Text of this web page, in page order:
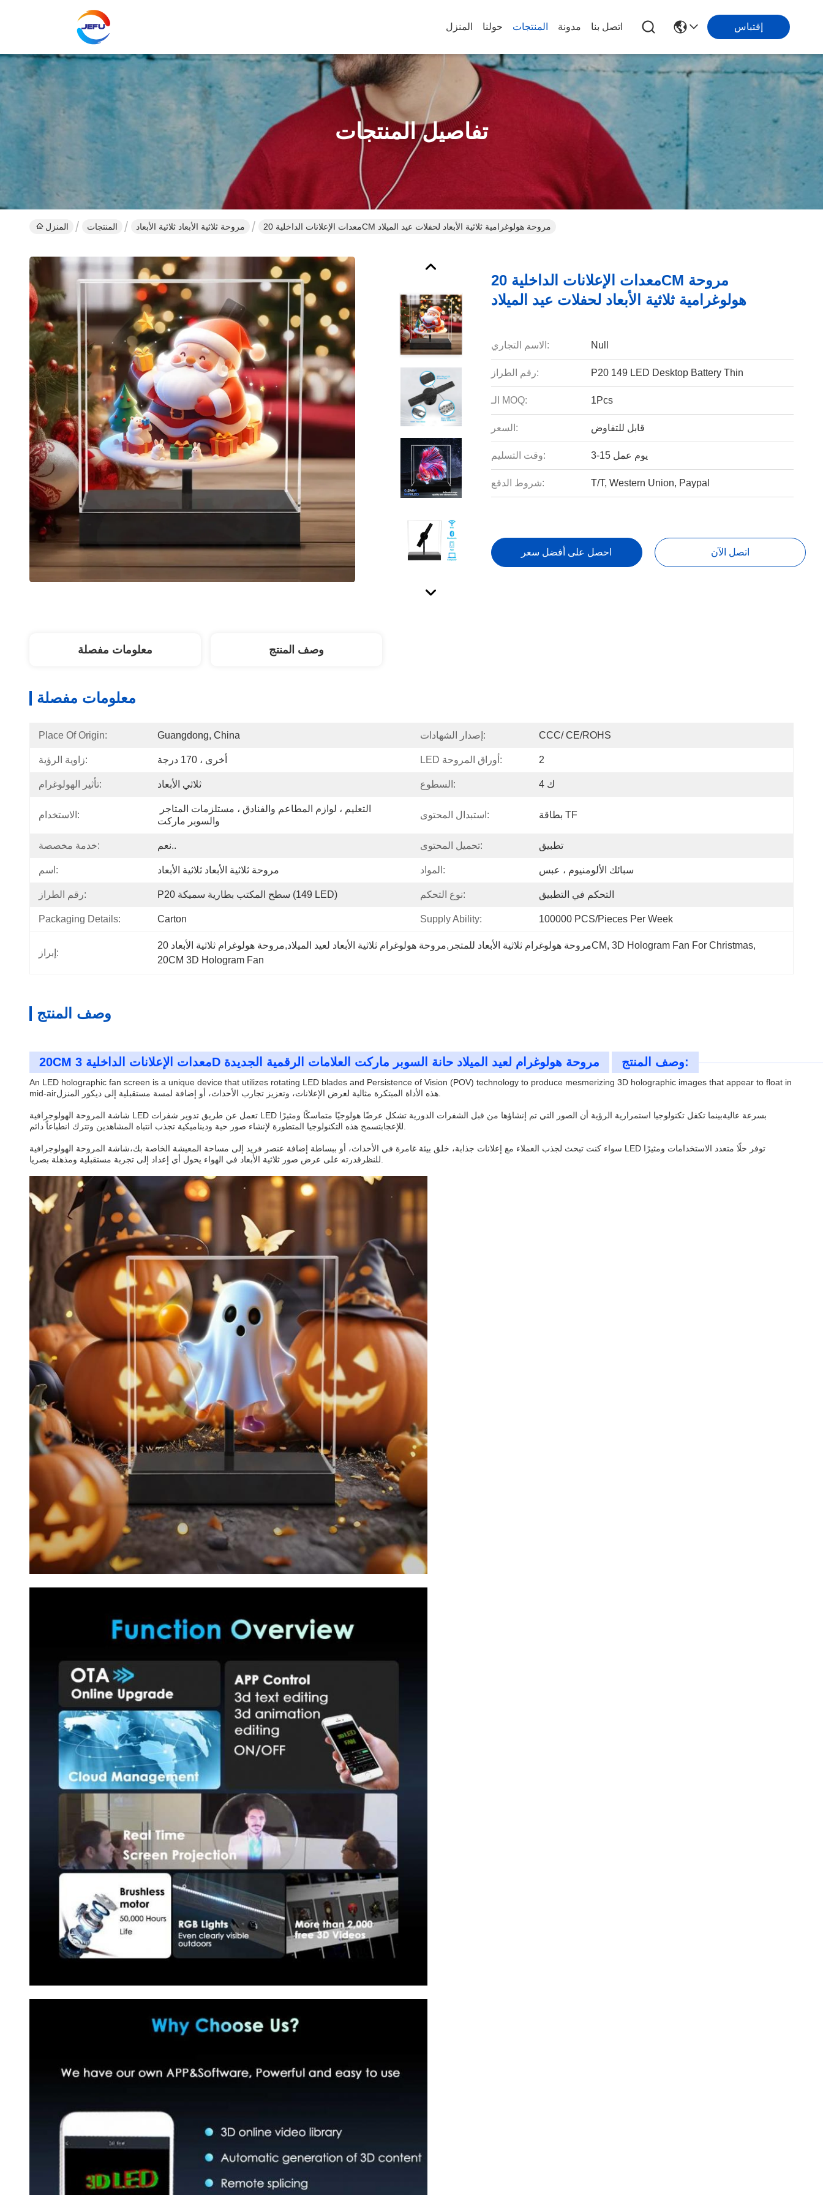
المنزل حولنا المنتجات مدونة اتصل بنا إقتباس
تفاصيل المنتجات
المنزل المنتجات مروحة ثلاثية الأبعاد ثلاثية الأبعاد معدات الإعلانات الداخلية 20CM مروحة هولوغرامية ثلاثية الأبعاد لحفلات عيد الميلاد
معدات الإعلانات الداخلية 20CM مروحة
هولوغرامية ثلاثية الأبعاد لحفلات عيد الميلاد
الاسم التجاري: Null
رقم الطراز: P20 149 LED Desktop Battery Thin
الـ MOQ: 1Pcs
السعر: قابل للتفاوض
وقت التسليم: 3-15 يوم عمل
شروط الدفع: T/T, Western Union, Paypal
احصل على أفضل سعر اتصل الآن
معلومات مفصلة وصف المنتج
معلومات مفصلة
Place Of Origin: Guangdong, China إصدار الشهادات: CCC/ CE/ROHS
زاوية الرؤية: أخرى ، 170 درجة LED أوراق المروحة: 2
تأثير الهولوغرام: ثلاثي الأبعاد السطوع: 4 ك
الاستخدام:
والسوبر ماركت
استبدال المحتوى: بطاقة TF
خدمة مخصصة: نعم.. تحميل المحتوى: تطبيق
اسم: مروحة ثلاثية الأبعاد ثلاثية الأبعاد المواد: سبائك الألومنيوم ، عبس
رقم الطراز: P20 سطح المكتب بطارية سميكة (149 LED) نوع التحكم: التحكم في التطبيق
Packaging Details: Carton Supply Ability: 100000 PCS/Pieces Per Week
إبراز:
مروحة هولوغرام ثلاثية الأبعاد للمتجر,مروحة هولوغرام ثلاثية الأبعاد لعيد الميلاد,مروحة هولوغرام ثلاثية الأبعاد 20CM, 3D Hologram Fan For Christmas,
20CM 3D Hologram Fan
وصف المنتج
20CM معدات الإعلانات الداخلية 3D مروحة هولوغرام لعيد الميلاد حانة السوبر ماركت العلامات الرقمية الجديدة وصف المنتج:
An LED holographic fan screen is a unique device that utilizes rotating LED blades and Persistence of Vision (POV) technology to produce mesmerizing 3D holographic images that appear to float in
شاشة المروحة الهولوجرافية LED تعمل عن طريق تدوير شفرات LED بسرعة عاليةبينما تكفل تكنولوجيا استمرارية الرؤية أن الصور التي تم إنشاؤها من قبل الشفرات الدورية تشكل عرضًا هولوجيًا متماسكًا ومثيرًا
سواء كنت تبحث لجذب العملاء مع إعلانات جذابة، خلق بيئة غامرة في الأحداث، أو ببساطة إضافة عنصر فريد إلى مساحة المعيشة الخاصة بك،شاشة المروحة الهولوجرافية LED توفر حلًا متعدد الاستخدامات ومثيرًا